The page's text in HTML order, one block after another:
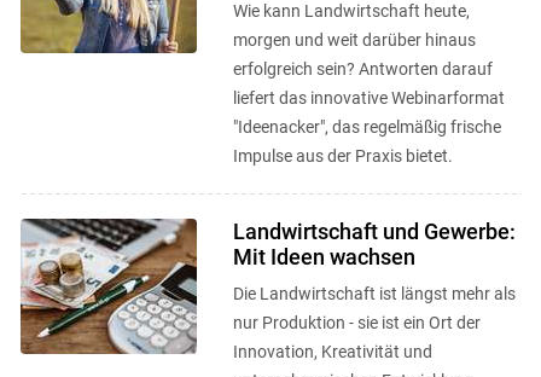
Wie kann Landwirtschaft heute,
morgen und weit darüber hinaus
erfolgreich sein? Antworten darauf
liefert das innovative Webinarformat
"Ideenacker", das regelmäßig frische
Impulse aus der Praxis bietet.
Landwirtschaft und Gewerbe:
Mit Ideen wachsen
Die Landwirtschaft ist längst mehr als
nur Produktion - sie ist ein Ort der
Innovation, Kreativität und